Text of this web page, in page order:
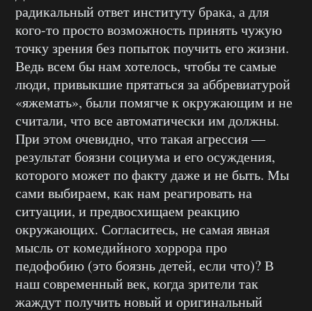
радикальный ответ институту брака, а для
кого-то просто возможность принять чужую
точку зрения без попыток поучить его жизни.
Ведь всем бы нам хотелось, чтобы те самые
люди, привыкшие прятаться за аббревиатурой
«яжемать», были помягче к окружающим и не
считали, что все автоматически им должны.
При этом очевидно, что такая агрессия —
результат боязни социума и его осуждения,
которого может по факту даже и не быть. Мы
сами выбираем, как нам реагировать на
ситуации, и предвосхищаем реакцию
окружающих. Согласитесь, не самая явная
мысль от комедийного хоррора про
педофобию (это боязнь детей, если что)? В
наш современный век, когда зрители так
жаждут получить новый и оригинальный